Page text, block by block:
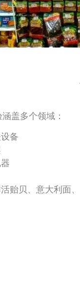
盖多个领域：
备
贻贝、意大利面